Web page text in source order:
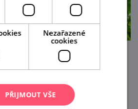
Bauerové a Valtice
4. — 31. 10. '26
tři mimořádné rodáky z
Nezařazené
cookies
PŘIJMOUT VŠE